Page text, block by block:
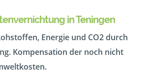
in Teningen
Energie und CO2 durch
Kompensation der noch nicht